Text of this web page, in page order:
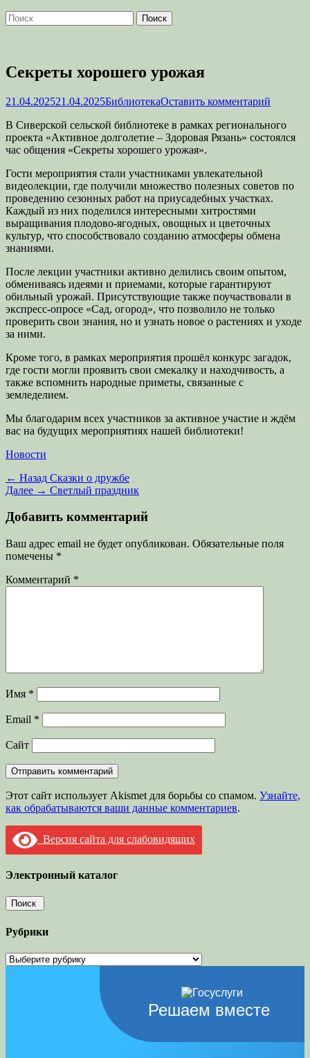
Поиск
Найти:
Секреты хорошего урожая
Опубликовано
21.04.202521.04.2025Автор
БиблиотекаОставить комментарий
В Сиверской сельской библиотеке в рамках регионального
проекта «Активное долголетие – Здоровая Рязань» состоялся
час общения «Секреты хорошего урожая».
Гости мероприятия стали участниками увлекательной
видеолекции, где получили множество полезных советов по
проведению сезонных работ на приусадебных участках.
Каждый из них поделился интересными хитростями
выращивания плодово-ягодных, овощных и цветочных
культур, что способствовало созданию атмосферы обмена
знаниями.
После лекции участники активно делились своим опытом,
обмениваясь идеями и приемами, которые гарантируют
обильный урожай. Присутствующие также поучаствовали в
экспресс-опросе «Сад, огород», что позволило не только
проверить свои знания, но и узнать новое о растениях и уходе
за ними.
Кроме того, в рамках мероприятия прошёл конкурс загадок,
где гости могли проявить свои смекалку и находчивость, а
также вспомнить народные приметы, связанные с
земледелием.
Мы благодарим всех участников за активное участие и ждём
вас на будущих мероприятиях нашей библиотеки!
Категории
Новости
Навигация
по
записям
← Назад Предыдущая
запись:
Сказки о дружбе
Далее → Следующая
Светлый праздник
Добавить комментарий
Ваш адрес email не будет опубликован. Обязательные поля
помечены *
Комментарий *
Имя *
Email *
Сайт
Этот сайт использует Akismet для борьбы со спамом. Узнайте,
как обрабатываются ваши данные комментариев.
Версия сайта для слабовидящих
Электронный каталог
Рубрики
Рубрики
Решаем вместе